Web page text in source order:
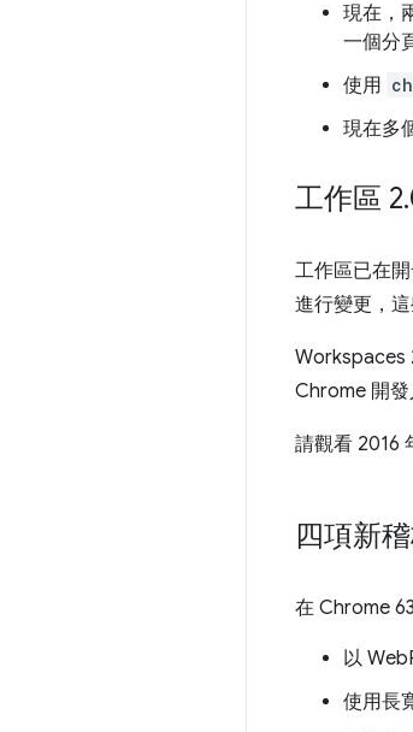
現在，
一個分
使用
現在多
工作區 2.
工作區已在
進行變更，
Workspaces
Chrome 開發
請觀看 2016
四項新
在 Chrome
以
使用長